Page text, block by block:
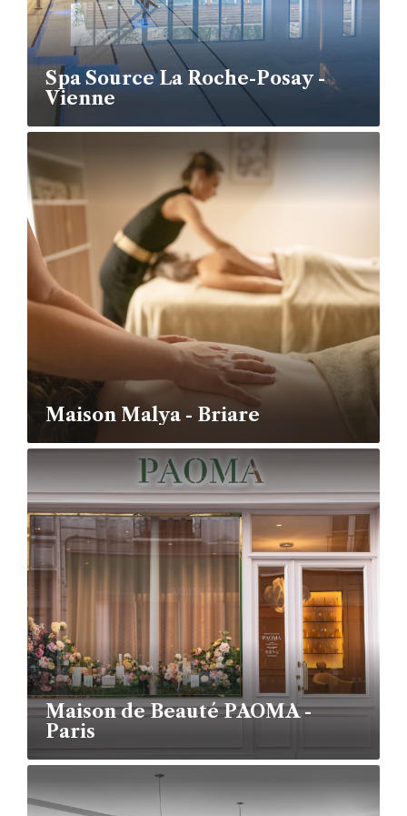
Spa Source La Roche-Posay -
Vienne
Maison Malya - Briare
Maison de Beauté PAOMA -
Paris